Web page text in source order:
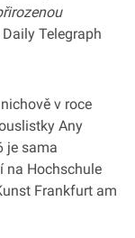
Telegraph
v roce
Any
je sama
na Hochschule
Frankfurt am